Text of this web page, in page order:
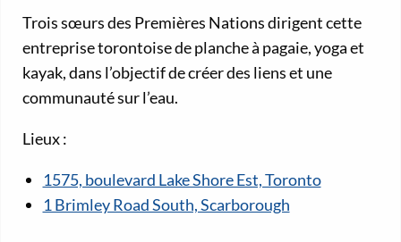
Trois sœurs des Premières Nations dirigent cette
entreprise torontoise de planche à pagaie, yoga et
kayak, dans l’objectif de créer des liens et une
communauté sur l’eau.
Lieux :
1575, boulevard Lake Shore Est, Toronto
1 Brimley Road South, Scarborough